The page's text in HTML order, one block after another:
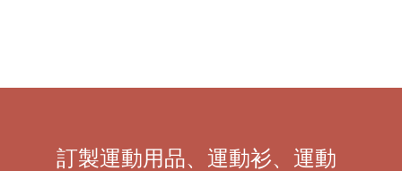
訂製運動用品、運動衫、運動